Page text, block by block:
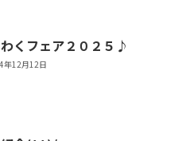
くフェア２０２５♪
年12月12日